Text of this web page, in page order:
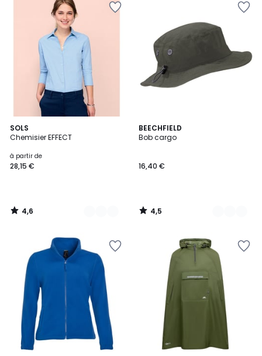
SOLS
Chemisier EFFECT
à partir de
28,15 €
4,6
/ 5
4
Couleurs
4,6
/
BEECHFIELD
Bob cargo
16,40 €
4,5
/ 5
4
Couleurs
4,5
/